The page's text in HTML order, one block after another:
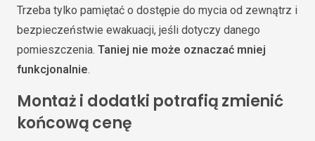
Trzeba tylko pamiętać o dostępie do mycia od zewnątrz i
bezpieczeństwie ewakuacji, jeśli dotyczy danego
pomieszczenia. Taniej nie może oznaczać mniej
funkcjonalnie.
Montaż i dodatki potrafią zmienić
końcową cenę